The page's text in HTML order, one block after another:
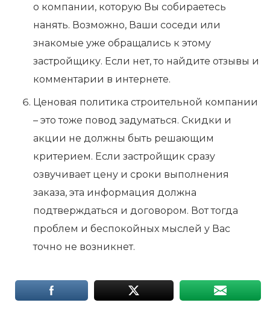
о компании, которую Вы собираетесь
нанять. Возможно, Ваши соседи или
знакомые уже обращались к этому
застройщику. Если нет, то найдите отзывы и
комментарии в интернете.
Ценовая политика строительной компании
– это тоже повод задуматься. Скидки и
акции не должны быть решающим
критерием. Если застройщик сразу
озвучивает цену и сроки выполнения
заказа, эта информация должна
подтверждаться и договором. Вот тогда
проблем и беспокойных мыслей у Вас
точно не возникнет.